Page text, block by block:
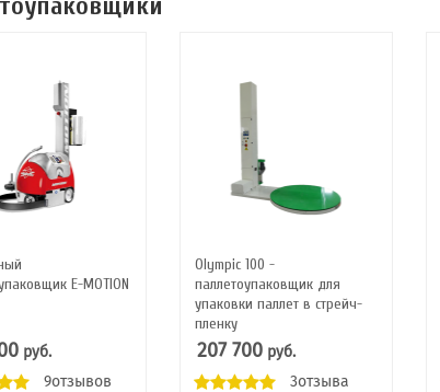
E-MOTION
руб.
9отзывов
Olympic 100 -
паллетоупаковщик для
упаковки паллет в стрейч-
пленку
207 700 руб.
3отзыва